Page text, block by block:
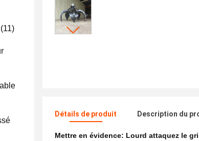
(11)
Détails de produit Description du
Mettre en évidence: Lourd attaquez le